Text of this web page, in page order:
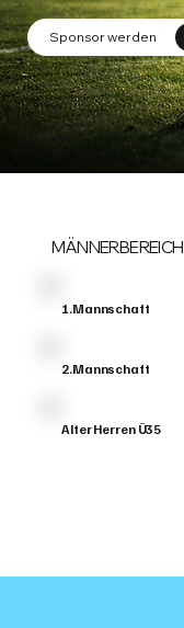
Sponsor werden
MÄNNERBEREICH
1.Mannschaft
2.Mannschaft
Alter Herren Ü35